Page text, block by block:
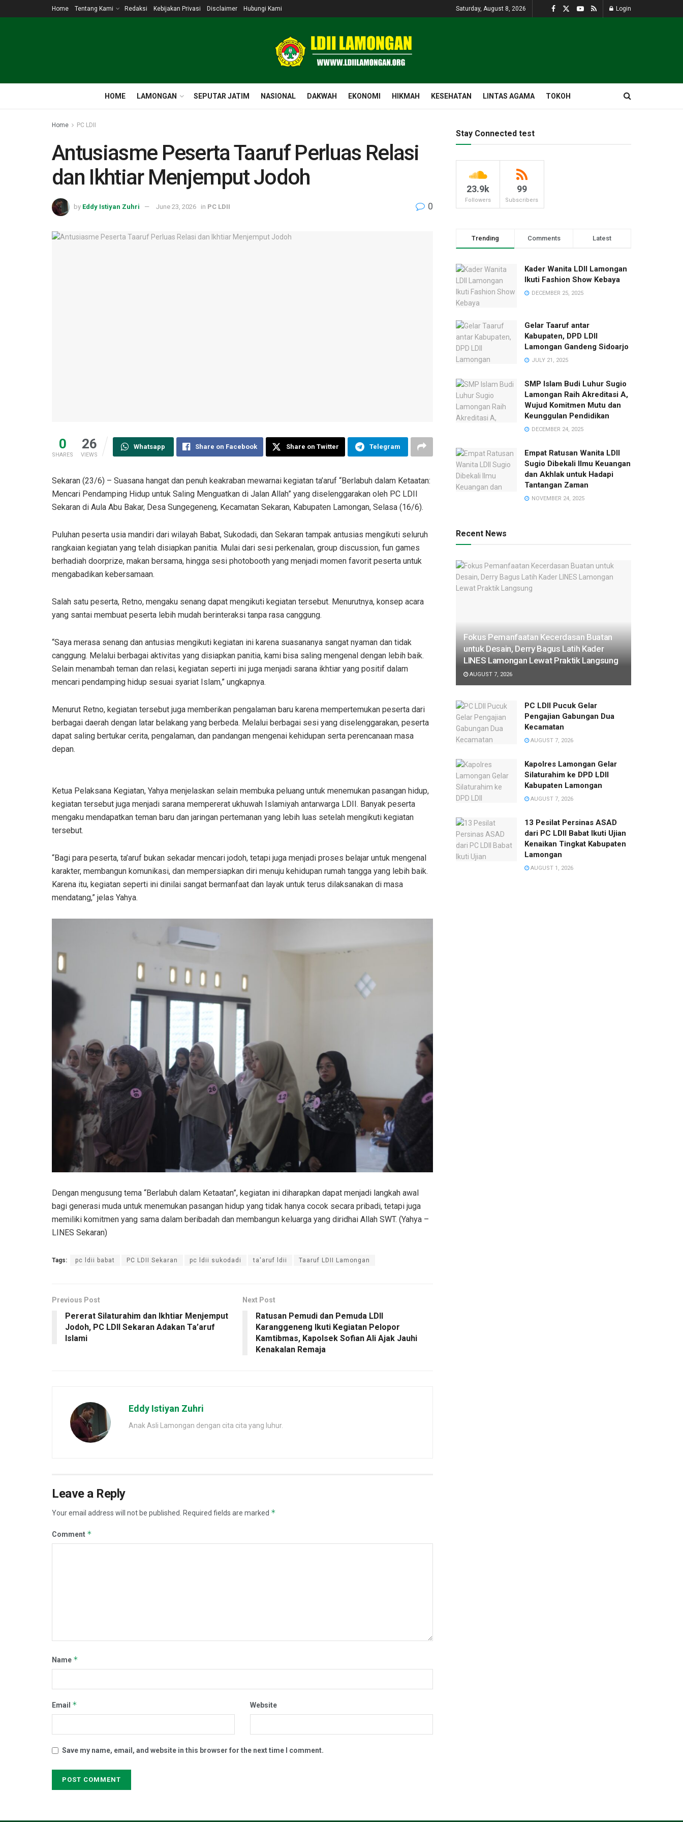
Home Tentang Kami Redaksi Kebijakan Privasi Disclaimer Hubungi Kami Saturday, August 8, 2026 Login
HOME LAMONGAN SEPUTAR JATIM NASIONAL DAKWAH EKONOMI HIKMAH KESEHATAN LINTAS AGAMA TOKOH
Home PC LDII
Antusiasme Peserta Taaruf Perluas Relasi
dan Ikhtiar Menjemput Jodoh
by Eddy Istiyan Zuhri June 23, 2026 in PC LDII 0
0
SHARES
26
VIEWS
Whatsapp Share on Facebook Share on Twitter Telegram
Sekaran (23/6) – Suasana hangat dan penuh keakraban mewarnai kegiatan ta’aruf “Berlabuh dalam Ketaatan:
Mencari Pendamping Hidup untuk Saling Menguatkan di Jalan Allah” yang diselenggarakan oleh PC LDII
Sekaran di Aula Abu Bakar, Desa Sungegeneng, Kecamatan Sekaran, Kabupaten Lamongan, Selasa (16/6).
Puluhan peserta usia mandiri dari wilayah Babat, Sukodadi, dan Sekaran tampak antusias mengikuti seluruh
rangkaian kegiatan yang telah disiapkan panitia. Mulai dari sesi perkenalan, group discussion, fun games
berhadiah doorprize, makan bersama, hingga sesi photobooth yang menjadi momen favorit peserta untuk
mengabadikan kebersamaan.
Salah satu peserta, Retno, mengaku senang dapat mengikuti kegiatan tersebut. Menurutnya, konsep acara
yang santai membuat peserta lebih mudah berinteraksi tanpa rasa canggung.
“Saya merasa senang dan antusias mengikuti kegiatan ini karena suasananya sangat nyaman dan tidak
canggung. Melalui berbagai aktivitas yang disiapkan panitia, kami bisa saling mengenal dengan lebih baik.
Selain menambah teman dan relasi, kegiatan seperti ini juga menjadi sarana ikhtiar yang positif dalam
mencari pendamping hidup sesuai syariat Islam,” ungkapnya.
Menurut Retno, kegiatan tersebut juga memberikan pengalaman baru karena mempertemukan peserta dari
berbagai daerah dengan latar belakang yang berbeda. Melalui berbagai sesi yang diselenggarakan, peserta
dapat saling bertukar cerita, pengalaman, dan pandangan mengenai kehidupan serta perencanaan masa
depan.
Ketua Pelaksana Kegiatan, Yahya menjelaskan selain membuka peluang untuk menemukan pasangan hidup,
kegiatan tersebut juga menjadi sarana mempererat ukhuwah Islamiyah antarwarga LDII. Banyak peserta
mengaku mendapatkan teman baru dan jaringan pertemanan yang lebih luas setelah mengikuti kegiatan
tersebut.
“Bagi para peserta, ta’aruf bukan sekadar mencari jodoh, tetapi juga menjadi proses belajar untuk mengenal
karakter, membangun komunikasi, dan mempersiapkan diri menuju kehidupan rumah tangga yang lebih baik.
Karena itu, kegiatan seperti ini dinilai sangat bermanfaat dan layak untuk terus dilaksanakan di masa
mendatang,” jelas Yahya.
Dengan mengusung tema “Berlabuh dalam Ketaatan”, kegiatan ini diharapkan dapat menjadi langkah awal
bagi generasi muda untuk menemukan pasangan hidup yang tidak hanya cocok secara pribadi, tetapi juga
memiliki komitmen yang sama dalam beribadah dan membangun keluarga yang diridhai Allah SWT. (Yahya –
LINES Sekaran)
Tags: pc ldii babat PC LDII Sekaran pc ldii sukodadi ta'aruf ldii Taaruf LDII Lamongan
Previous Post
Pererat Silaturahim dan Ikhtiar Menjemput
Jodoh, PC LDII Sekaran Adakan Ta’aruf
Islami
Next Post
Ratusan Pemudi dan Pemuda LDII
Karanggeneng Ikuti Kegiatan Pelopor
Kamtibmas, Kapolsek Sofian Ali Ajak Jauhi
Kenakalan Remaja
Eddy Istiyan Zuhri
Anak Asli Lamongan dengan cita cita yang luhur.
Leave a Reply
Your email address will not be published. Required fields are marked *
Comment *
Name *
Email * Website
Save my name, email, and website in this browser for the next time I comment.
Stay Connected test
23.9k
Followers
99
Subscribers
Trending Comments Latest
Kader Wanita LDII Lamongan
Ikuti Fashion Show Kebaya
DECEMBER 25, 2025
Gelar Taaruf antar
Kabupaten, DPD LDII
Lamongan Gandeng Sidoarjo
JULY 21, 2025
SMP Islam Budi Luhur Sugio
Lamongan Raih Akreditasi A,
Wujud Komitmen Mutu dan
Keunggulan Pendidikan
DECEMBER 24, 2025
Empat Ratusan Wanita LDII
Sugio Dibekali Ilmu Keuangan
dan Akhlak untuk Hadapi
Tantangan Zaman
NOVEMBER 24, 2025
Recent News
Fokus Pemanfaatan Kecerdasan Buatan
untuk Desain, Derry Bagus Latih Kader
LINES Lamongan Lewat Praktik Langsung
AUGUST 7, 2026
PC LDII Pucuk Gelar
Pengajian Gabungan Dua
Kecamatan
AUGUST 7, 2026
Kapolres Lamongan Gelar
Silaturahim ke DPD LDII
Kabupaten Lamongan
AUGUST 7, 2026
13 Pesilat Persinas ASAD
dari PC LDII Babat Ikuti Ujian
Kenaikan Tingkat Kabupaten
Lamongan
AUGUST 1, 2026